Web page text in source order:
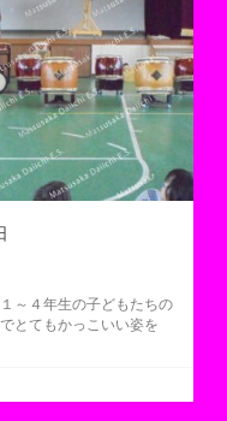
～４年生の子どもたちの
とてもかっこいい姿を